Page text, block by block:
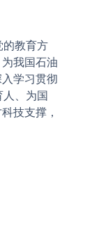
教育方
我国石油
学习贯彻
、为国
技支撑，